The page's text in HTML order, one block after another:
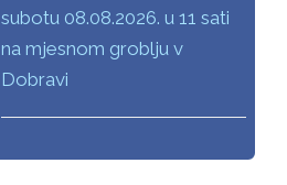
subotu 08.08.2026. u 11 sati
na mjesnom groblju v
Dobravi